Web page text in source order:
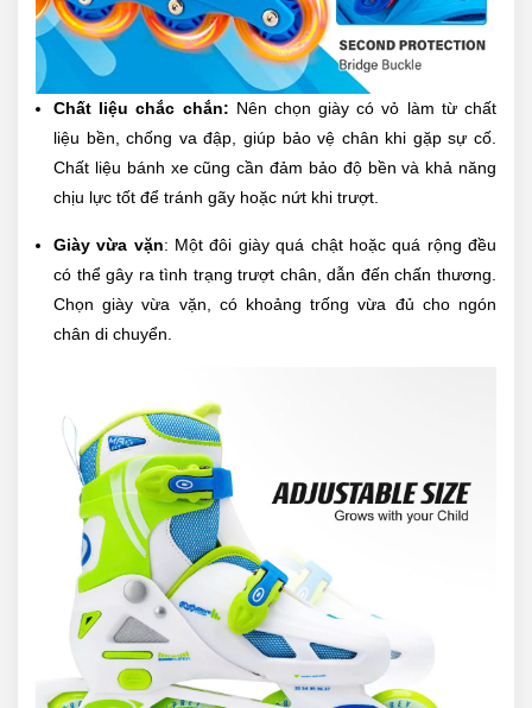
Chất liệu chắc chắn: Nên chọn giày có vỏ làm từ chất
liệu bền, chống va đập, giúp bảo vệ chân khi gặp sự cố.
Chất liệu bánh xe cũng cần đảm bảo độ bền và khả năng
chịu lực tốt để tránh gãy hoặc nứt khi trượt.
Giày vừa vặn: Một đôi giày quá chật hoặc quá rộng đều
có thể gây ra tình trạng trượt chân, dẫn đến chấn thương.
Chọn giày vừa vặn, có khoảng trống vừa đủ cho ngón
chân di chuyển.